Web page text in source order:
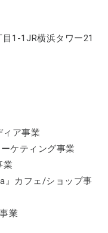
1-1JR横浜タワー21
ィア事業
ーケティング事業
業
』カフェ/ショップ事
業